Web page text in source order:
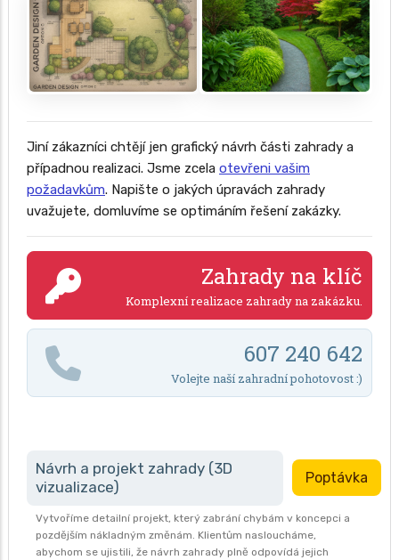
Jiní zákazníci chtějí jen grafický návrh části zahrady a
případnou realizaci. Jsme zcela otevřeni vašim
požadavkům. Napište o jakých úpravách zahrady
uvažujete, domluvíme se optimáním řešení zakázky.
Zahrady na klíč
Komplexní realizace zahrady na zakázku.
607 240 642
Volejte naší zahradní pohotovost :)
Návrh a projekt zahrady (3D
vizualizace)
Poptávka
Vytvoříme detailní projekt, který zabrání chybám v koncepci a
pozdějším nákladným změnám. Klientům nasloucháme,
abychom se ujistili, že návrh zahrady plně odpovídá jejich